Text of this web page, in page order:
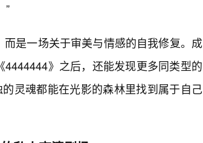
”
是一场关于审美与情感的自我修复。成
》之后，还能发现更多同类型的
灵魂都能在光影的森林里找到属于自己